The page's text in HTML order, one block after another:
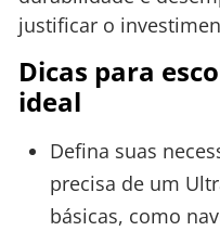
justificar o
Dicas para
ideal
Defina suas
precisa de um
básicas, como